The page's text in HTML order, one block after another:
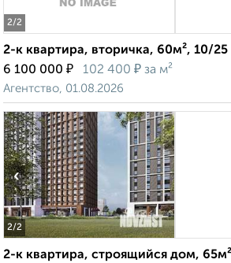
2/2
2-к квартира, вторичка, 60м², 10/
6 100 000 ₽ 102 400 ₽ за м²
Агентство, 01.08.2026
2/2
‹
2-к квартира, строящийся дом,